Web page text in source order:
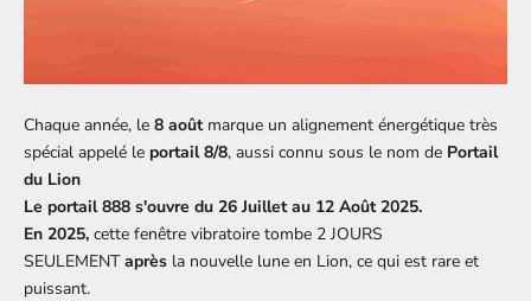
Chaque année, le 8 aoûtmarque un alignement énergétique très
spécial appelé le portail 8/8, aussi connu sous le nom de Portail
du Lion
Le portail 888 s'ouvre du 26 Juillet au 12 Août 2025.
En 2025, cette fenêtre vibratoire tombe 2 JOURS
SEULEMENTaprès la nouvelle lune en Lion, ce qui est rare et
puissant.